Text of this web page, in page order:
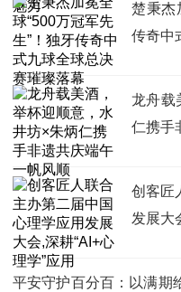
楚秉杰
传奇中
龙舟载
仁携手
创客匠
发展大
平安守护百分百：以满期